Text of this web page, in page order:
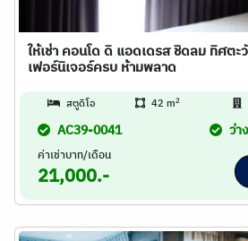
ให้เช่า คอนโด ดิ แอดเดรส ชิดลม ทิศตะ
เฟอร์นิเจอร์ครบ ห้ามพลาด
สตูดิโอ 42 m2
AC39-0041 ว่า
ค่าเช่าบาท/เดือน
21,000.-